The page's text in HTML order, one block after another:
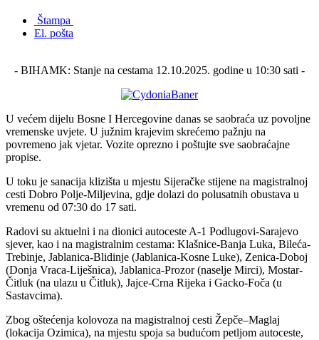
Štampa
El. pošta
- BIHAMK: Stanje na cestama 12.10.2025. godine u 10:30 sati -
U većem dijelu Bosne I Hercegovine danas se saobraća uz povoljne
vremenske uvjete. U južnim krajevim skrećemo pažnju na
povremeno jak vjetar. Vozite oprezno i poštujte sve saobraćajne
propise.
U toku je sanacija klizišta u mjestu Sijeračke stijene na magistralnoj
cesti Dobro Polje-Miljevina, gdje dolazi do polusatnih obustava u
vremenu od 07:30 do 17 sati.
Radovi su aktuelni i na dionici autoceste A-1 Podlugovi-Sarajevo
sjever, kao i na magistralnim cestama: Klašnice-Banja Luka, Bileća-
Trebinje, Jablanica-Blidinje (Jablanica-Kosne Luke), Zenica-Doboj
(Donja Vraca-Liješnica), Jablanica-Prozor (naselje Mirci), Mostar-
Čitluk (na ulazu u Čitluk), Jajce-Crna Rijeka i Gacko-Foča (u
Sastavcima).
Zbog oštećenja kolovoza na magistralnoj cesti Žepče–Maglaj
(lokacija Ozimica), na mjestu spoja sa budućom petljom autoceste,